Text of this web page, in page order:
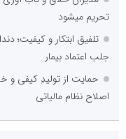
تحریم میشود
تلفیق ابتکار و کیفیت؛
جلب اعتماد بیمار
حمایت از تولیدِ کیفی و
اصلاح نظام مالیاتی